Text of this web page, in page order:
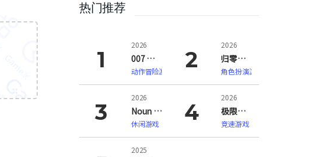
热门推荐
2026
007 初露锋芒（007 First Light）
动作冒险游戏
2026
归零巡礼：亡谍镇魂曲（ZERO PARADES: For Dead Spies）
角色扮演游戏
2026
Noun Town 语言学习（Noun Town Language Learning）
休闲游戏
2026
极限竞速：地平线6（Forza Horizon 6）
竞速游戏
2025